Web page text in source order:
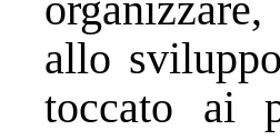
allo
toccato ai